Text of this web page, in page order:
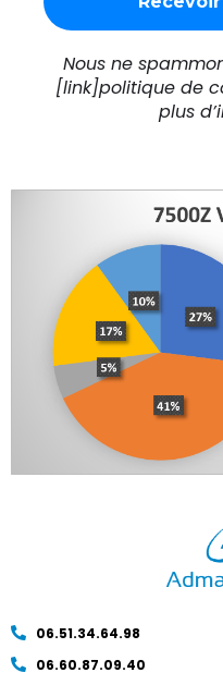
Nous ne
[link]politique de
plus
06.51.34.64.98
06.60.87.09.40